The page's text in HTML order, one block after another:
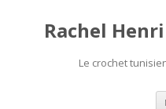
Rachel
Le crochet